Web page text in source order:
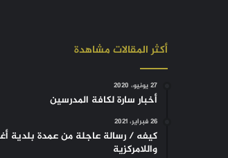
أكثر المقالات مشاهدة
27 يونيو، 2020
أخبار سارة لكافة المدرسين
26 فبراير، 2021
كيفه / رسالة عاجلة من عمدة بلدية
واللامركزية